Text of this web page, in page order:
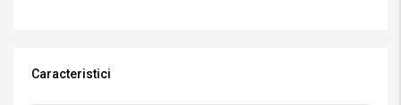
Caracteristici